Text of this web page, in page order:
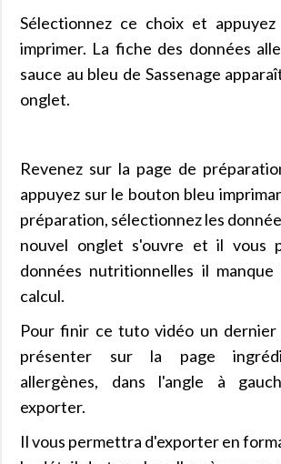
Sélectionnez ce choix et
imprimer. La fiche des données
sauce au bleu de Sassenage
onglet.
Revenez sur la page de
appuyez sur le bouton bleu
préparation, sélectionnez les
nouvel onglet s'ouvre et il vous
données nutritionnelles il
calcul.
Pour finir ce tuto vidéo un dernier
présenter sur la page
allergènes, dans l'angle à
exporter.
Il vous permettra d'exporter en